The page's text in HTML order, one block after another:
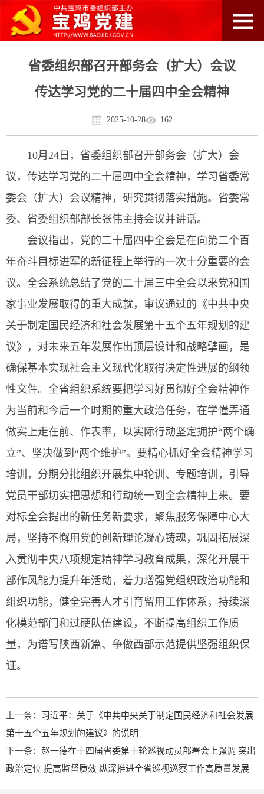
省委组织部召开部务会（扩大）会议
传达学习党的二十届四中全会精神
2025-10-28 162
10月24日，省委组织部召开部务会（扩大）会
议，传达学习党的二十届四中全会精神，学习省委常
委会（扩大）会议精神，研究贯彻落实措施。省委常
委、省委组织部部长张伟主持会议并讲话。
会议指出，党的二十届四中全会是在向第二个百
年奋斗目标进军的新征程上举行的一次十分重要的会
议。全会系统总结了党的二十届三中全会以来党和国
家事业发展取得的重大成就，审议通过的《中共中央
关于制定国民经济和社会发展第十五个五年规划的建
议》，对未来五年发展作出顶层设计和战略擘画，是
确保基本实现社会主义现代化取得决定性进展的纲领
性文件。全省组织系统要把学习好贯彻好全会精神作
为当前和今后一个时期的重大政治任务，在学懂弄通
做实上走在前、作表率，以实际行动坚定拥护“两个确
立”、坚决做到“两个维护”。要精心抓好全会精神学习
培训，分期分批组织开展集中轮训、专题培训，引导
党员干部切实把思想和行动统一到全会精神上来。要
对标全会提出的新任务新要求，聚焦服务保障中心大
局，坚持不懈用党的创新理论凝心铸魂，巩固拓展深
入贯彻中央八项规定精神学习教育成果，深化开展干
部作风能力提升年活动，着力增强党组织政治功能和
组织功能，健全完善人才引育留用工作体系，持续深
化模范部门和过硬队伍建设，不断提高组织工作质
量，为谱写陕西新篇、争做西部示范提供坚强组织保
证。
上一条： 习近平：关于《中共中央关于制定国民经济和社会发展
第十五个五年规划的建议》的说明
下一条： 赵一德在十四届省委第十轮巡视动员部署会上强调 突出
政治定位 提高监督质效 纵深推进全省巡视巡察工作高质量发展